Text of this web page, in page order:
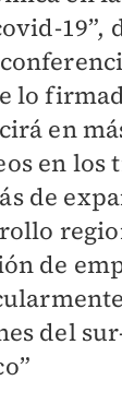
19”,
lo
en
en los
de
de
del